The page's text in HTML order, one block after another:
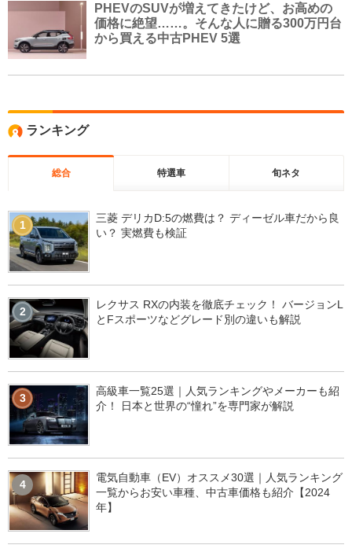
PHEVのSUVが増えてきたけど、お高めの
価格に絶望……。そんな人に贈る300万円台
から買える中古PHEV 5選
ランキング
総合 特選車 旬ネタ
1
三菱 デリカD:5の燃費は？ ディーゼル車だから良
い？ 実燃費も検証
2
レクサス RXの内装を徹底チェック！ バージョンL
とFスポーツなどグレード別の違いも解説
3
高級車一覧25選｜人気ランキングやメーカーも紹
介！ 日本と世界の“憧れ”を専門家が解説
4
電気自動車（EV）オススメ30選｜人気ランキング
一覧からお安い車種、中古車価格も紹介【2024
年】